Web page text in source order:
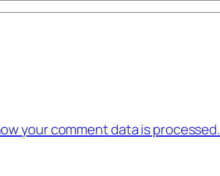
your comment data is processed.